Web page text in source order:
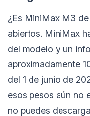
¿Es MiniMax M3
abiertos. MiniMax
del modelo y un
aproximadamente
del 1 de junio de
esos pesos aún no
no puedes